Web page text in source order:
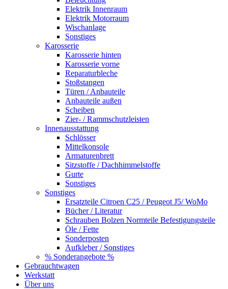
Elektrik Innenraum
Elektrik Motorraum
Wischanlage
Sonstiges
Karosserie
Karosserie hinten
Karosserie vorne
Reparaturbleche
Stoßstangen
Türen / Anbauteile
Anbauteile außen
Scheiben
Zier- / Rammschutzleisten
Innenausstattung
Schlösser
Mittelkonsole
Armaturenbrett
Sitzstoffe / Dachhimmelstoffe
Gurte
Sonstiges
Sonstiges
Ersatzteile Citroen C25 / Peugeot J5/ WoMo
Bücher / Literatur
Schrauben Bolzen Normteile Befestigungsteile
Öle / Fette
Sonderposten
Aufkleber / Sonstiges
% Sonderangebote %
Gebrauchtwagen
Werkstatt
Über uns